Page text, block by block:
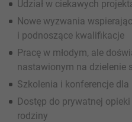
Udział w ciekawych
Nowe wyzwania
i podnoszące kwalifikacje
Pracę w młodym, ale
nastawionym na dzielenie
Szkolenia i konferencje
Dostęp do prywatnej
rodziny